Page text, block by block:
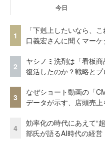
今日
1
「下剋上したいなら、
口義宏さんに聞くマー
2
ヤシノミ洗剤は「看板
復活したのか？戦略とプ
3
なぜショート動画の「
データが示す、店頭売
4
効率化の時代にあえて“
部氏が語るAI時代の経